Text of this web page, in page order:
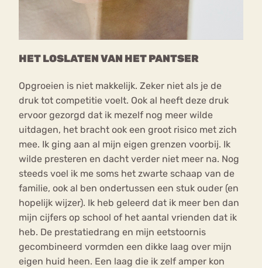
HET LOSLATEN VAN HET PANTSER
Opgroeien is niet makkelijk. Zeker niet als je de
druk tot competitie voelt. Ook al heeft deze druk
ervoor gezorgd dat ik mezelf nog meer wilde
uitdagen, het bracht ook een groot risico met zich
mee. Ik ging aan al mijn eigen grenzen voorbij. Ik
wilde presteren en dacht verder niet meer na. Nog
steeds voel ik me soms het zwarte schaap van de
familie, ook al ben ondertussen een stuk ouder (en
hopelijk wijzer). Ik heb geleerd dat ik meer ben dan
mijn cijfers op school of het aantal vrienden dat ik
heb. De prestatiedrang en mijn eetstoornis
gecombineerd vormden een dikke laag over mijn
eigen huid heen. Een laag die ik zelf amper kon